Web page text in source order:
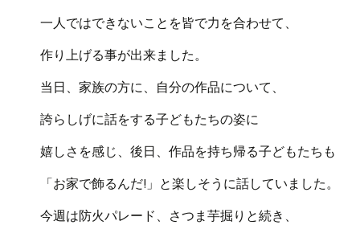
一人ではできないことを皆で力を合わせて、
作り上げる事が出来ました。
当日、家族の方に、自分の作品について、
誇らしげに話をする子どもたちの姿に
嬉しさを感じ、後日、作品を持ち帰る子どもたちも
「お家で飾るんだ!」と楽しそうに話していました。
今週は防火パレード、さつま芋掘りと続き、